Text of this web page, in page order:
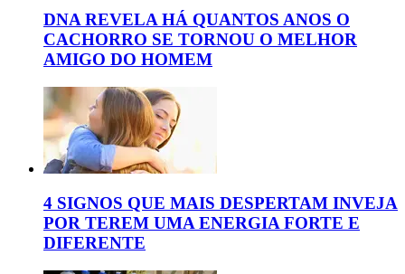
DNA REVELA HÁ QUANTOS ANOS O
CACHORRO SE TORNOU O MELHOR
AMIGO DO HOMEM
4 SIGNOS QUE MAIS DESPERTAM INVEJA
POR TEREM UMA ENERGIA FORTE E
DIFERENTE